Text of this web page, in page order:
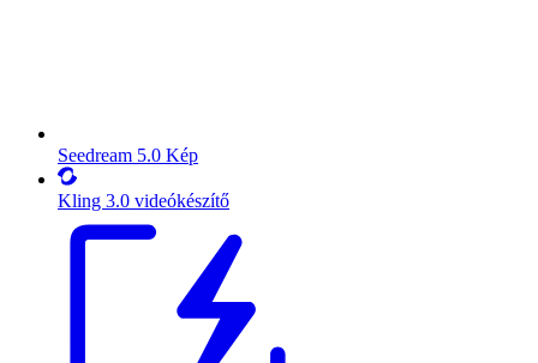
Seedream 5.0 Kép
Kling 3.0 videókészítő